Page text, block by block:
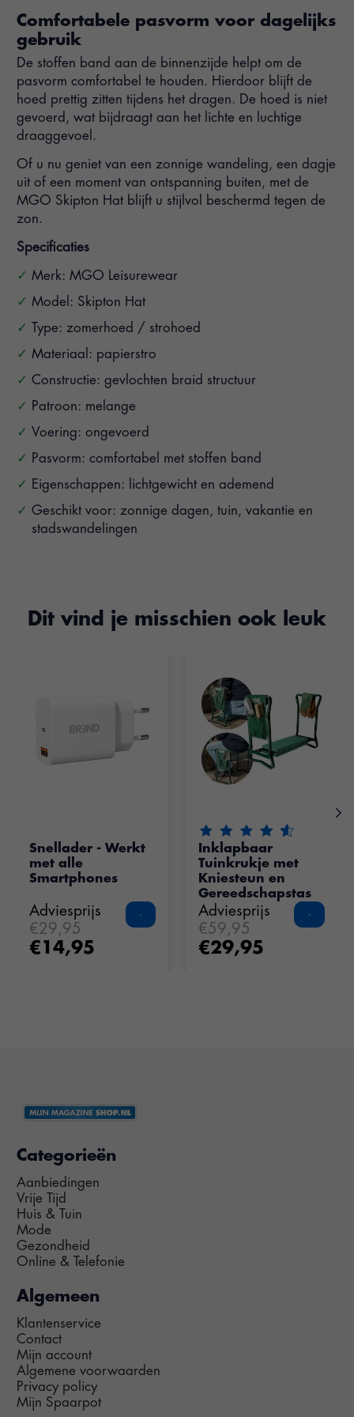
Comfortabele pasvorm voor dagelijks
gebruik
De stoffen band aan de binnenzijde helpt om de
pasvorm comfortabel te houden. Hierdoor blijft de
hoed prettig zitten tijdens het dragen. De hoed is niet
gevoerd, wat bijdraagt aan het lichte en luchtige
draaggevoel.
Of u nu geniet van een zonnige wandeling, een dagje
uit of een moment van ontspanning buiten, met de
MGO Skipton Hat blijft u stijlvol beschermd tegen de
zon.
Specificaties
Merk: MGO Leisurewear
Model: Skipton Hat
Type: zomerhoed / strohoed
Materiaal: papierstro
Constructie: gevlochten braid structuur
Patroon: melange
Voering: ongevoerd
Pasvorm: comfortabel met stoffen band
Eigenschappen: lichtgewicht en ademend
Geschikt voor: zonnige dagen, tuin, vakantie en
stadswandelingen
Dit vind je misschien ook leuk
Snellader - Werkt
met alle
Smartphones
Adviesprijs
€29,95
€14,95
De beoordeling van dit
Inklapbaar
Tuinkrukje met
Kniesteun en
Gereedschapstas
Adviesprijs
€59,95
€29,95
Categorieën
Aanbiedingen
Vrije Tijd
Huis & Tuin
Mode
Gezondheid
Online & Telefonie
Algemeen
Klantenservice
Contact
Mijn account
Algemene voorwaarden
Privacy policy
Mijn Spaarpot